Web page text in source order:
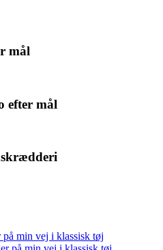
mål
efter mål
min vej i klassisk tøj